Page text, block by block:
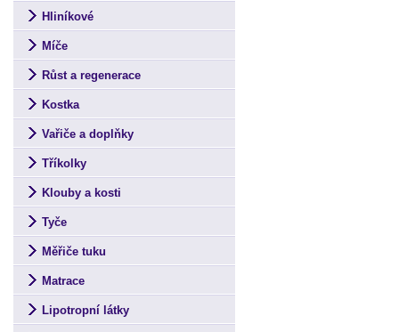
Hliníkové
Míče
Růst a regenerace
Kostka
Vařiče a doplňky
Tříkolky
Klouby a kosti
Tyče
Měřiče tuku
Matrace
Lipotropní látky